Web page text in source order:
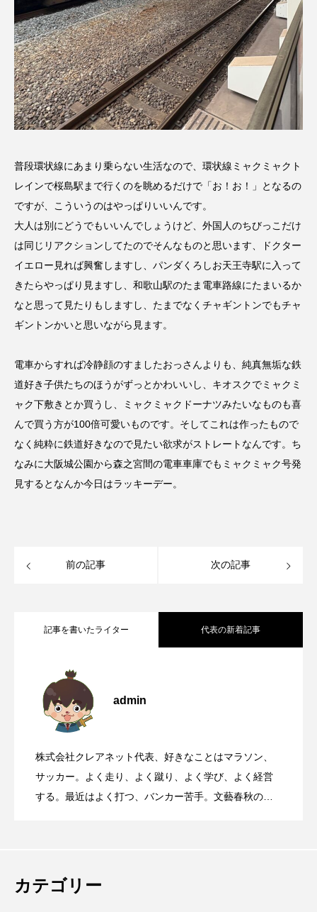
普段環状線にあまり乗らない生活なので、環状線ミャクミャクト
レインで桜島駅まで行くのを眺めるだけで「お！お！」となるの
ですが、こういうのはやっぱりいいんです。
大人は別にどうでもいいんでしょうけど、外国人のちびっこだけ
は同じリアクションしてたのでそんなものと思います、ドクター
イエロー見れば興奮しますし、パンダくろしお天王寺駅に入って
きたらやっぱり見ますし、和歌山駅のたま電車路線にたまいるか
なと思って見たりもしますし、たまでなくチャギントンでもチャ
ギントンかいと思いながら見ます。
電車からすれば冷静顔のすましたおっさんよりも、純真無垢な鉄
道好き子供たちのほうがずっとかわいいし、キオスクでミャクミ
ャク下敷きとか買うし、ミャクミャクドーナツみたいなものも喜
んで買う方が100倍可愛いものです。そしてこれは作ったもので
なく純粋に鉄道好きなので見たい欲求がストレートなんです。ち
なみに大阪城公園から森之宮間の電車車庫でもミャクミャク号発
見するとなんか今日はラッキーデー。
前の記事 次の記事
記事を書いたライター 代表の新着記事
admin
株式会社クレアネット代表、好きなことはマラソン、
サッカー。よく走り、よく蹴り、よく学び、よく経営
する。最近はよく打つ、バンカー苦手。文藝春秋の
2026.08.07
2026.08.06
高速道路に乗っているときに聞くべき曲
2026.08.05 【初千日詣】京都洛西 愛宕山登拝 愛宕神
カテゴリー